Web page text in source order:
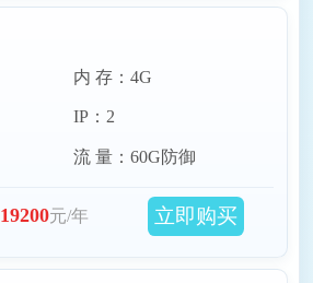
内 存：4G
IP：2
流 量：60G防御
19200元/年 立即购买